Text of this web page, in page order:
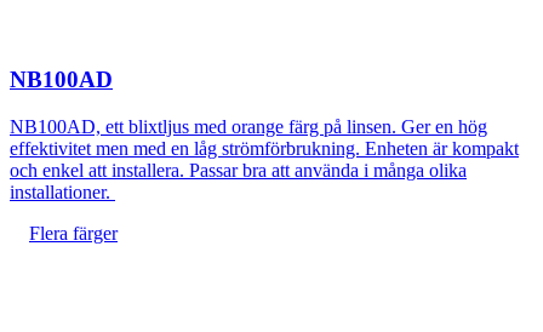
NB100AD
NB100AD, ett blixtljus med orange färg på linsen. Ger en hög
effektivitet men med en låg strömförbrukning. Enheten är kompakt
och enkel att installera. Passar bra att använda i många olika
installationer.
Flera färger